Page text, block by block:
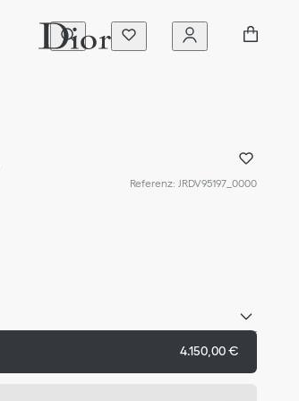
Referenz: JRDV95197_0000
4.150,00 €